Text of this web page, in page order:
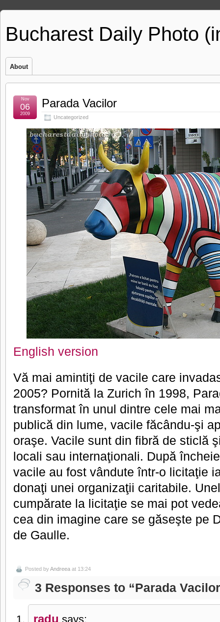
Bucharest Daily Photo
About
Parada Vacilor
Uncategorized
Nov
06
2009
English version
Vă mai amintiţi de vacile care
2005? Pornită la Zurich în 1998,
transformat în unul dintre cele mai
publică din lume, vacile făcându-şi
oraşe. Vacile sunt din fibră de sticlă
locali sau internaţionali. După
vacile au fost vândute într-o licitaţie
donaţi unei organizaţii caritabile.
cumpărate la licitaţie se mai pot
cea din imagine care se găseşte pe
de Gaulle.
Posted byAndreea at 13:24
3 Responses to “Parada
radu says: